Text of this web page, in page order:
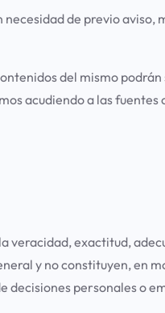
de previo
del mismo
acudiendo a las fuentes
veracidad, exactitud,
y no constituyen, en
personales o